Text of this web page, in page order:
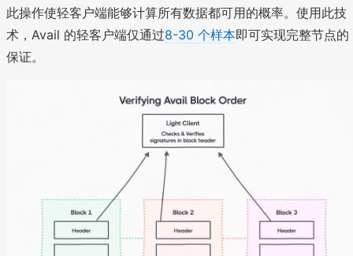
此操作使轻客户端能够计算所有数据都可用的概率。使用此技
术，Avail 的轻客户端仅通过8-30 个样本即可实现完整节点的
保证。